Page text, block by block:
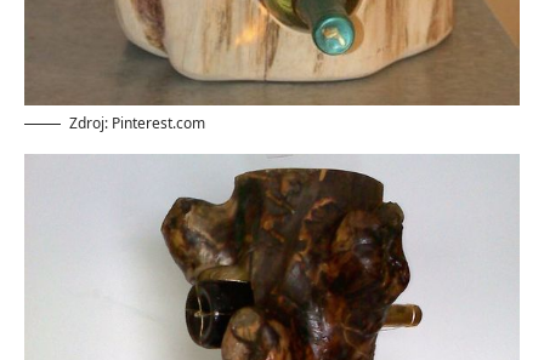
Zdroj: Pinterest.com